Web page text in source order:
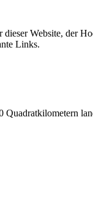
dieser Website, der
Links.